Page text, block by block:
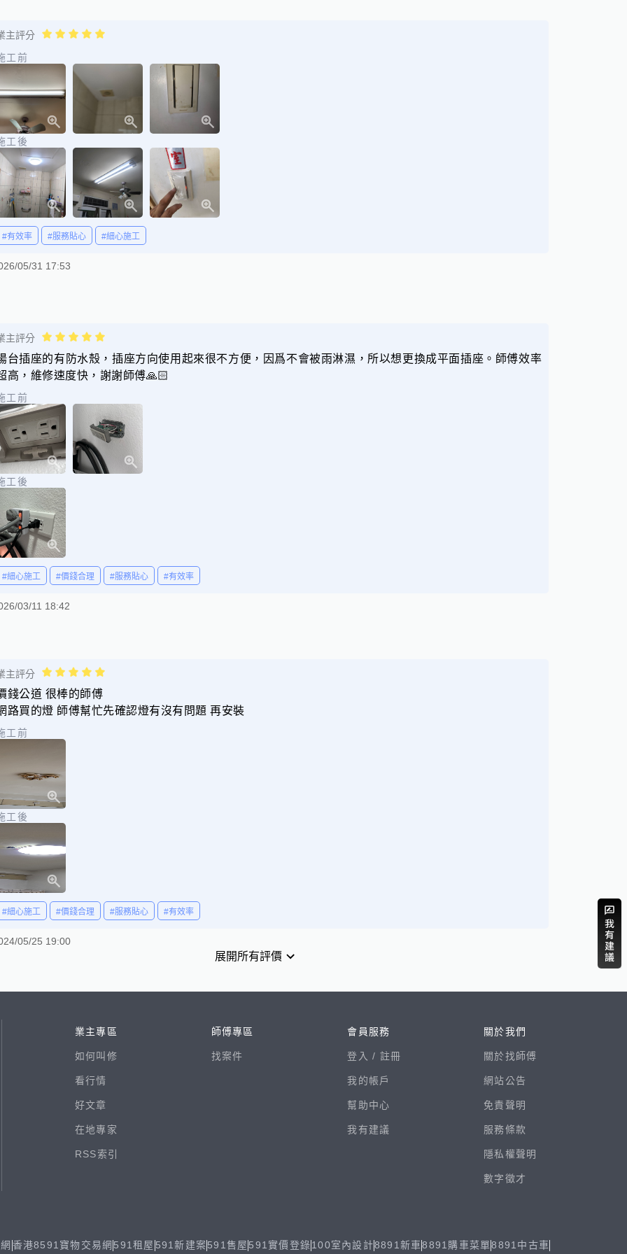
主評分
工前
工後
#有效率 #服務貼心 #細心施工
05/31 17:53
主評分
台插座的有防水殼，插座方向使用起來很不方便，因爲不會被雨淋濕，所以想更換成平面插座。師傅效率
高，維修速度快，謝謝師傅🙏🏻
工前
工後
#細心施工 #價錢合理 #服務貼心 #有效率
03/11 18:42
主評分
錢公道 很棒的師傅
路買的燈 師傅幫忙先確認燈有沒有問題 再安裝
工前
工後
#細心施工 #價錢合理 #服務貼心 #有效率
05/25 19:00
展開所有評價
業主專區
如何叫修
看行情
好文章
在地專家
RSS索引
師傅專區
找案件
會員服務
登入 / 註冊
我的帳戶
幫助中心
我有建議
關於我們
關於找師傅
網站公告
免責聲明
服務條款
隱私權聲明
數字徵才
香港8591寶物交易網 591租屋 591新建案591售屋 591實價登錄100室內設計8891新車8891購車菜單8891中古車